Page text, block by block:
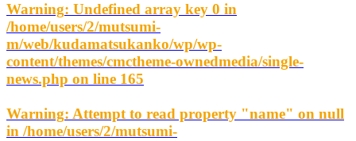
Warning: Undefined array key 0 in
/home/users/2/mutsumi-
m/web/kudamatsukanko/wp/wp-
content/themes/cmctheme-ownedmedia/single-
news.php on line 165
Warning: Attempt to read property "name" on null
in /home/users/2/mutsumi-